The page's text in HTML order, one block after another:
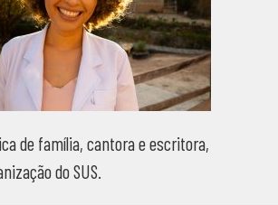
de família, cantora e escritora,
do SUS.